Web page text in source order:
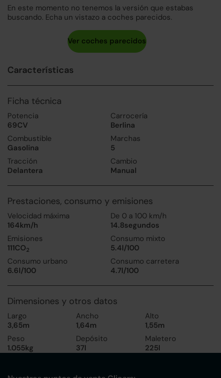
En este momento no tenemos la versión que estabas
buscando. Echa un vistazo a coches parecidos.
Características
Ficha técnica
Potencia
69CV
Carrocería
Berlina
Combustible
Gasolina
Marchas
5
Tracción
Delantera
Cambio
Manual
Prestaciones, consumo y emisiones
Velocidad máxima
164km/h
De 0 a 100 km/h
14.8segundos
Emisiones
111CO2
Consumo mixto
5.4l/100
Consumo urbano
6.6l/100
Consumo carretera
4.7l/100
Dimensiones y otros datos
Largo
3,65m
Ancho
1,64m
Alto
1,55m
Peso
1.055kg
Depósito
37l
Maletero
225l